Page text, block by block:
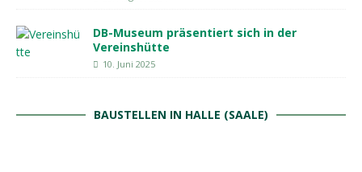
DB-Museum präsentiert sich in der
Vereinshütte
10. Juni 2025
BAUSTELLEN IN HALLE (SAALE)